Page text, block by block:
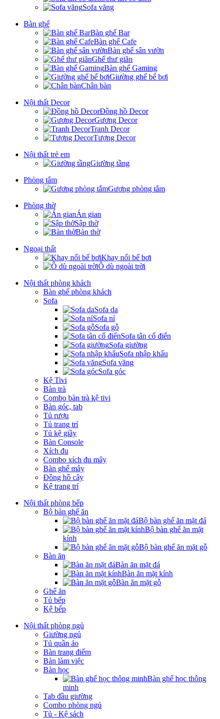
Sofa văng
Bàn ghế
Bàn ghế Bar
Bàn ghế Cafe
Bàn ghế sân vườn
Ghế thư giãn
Bàn ghế Gaming
Giường ghế bể bơi
Chân bàn
Nội thất Decor
Đồng hồ Decor
Gương Decor
Tranh Decor
Tượng Decor
Nội thất trẻ em
Giường tầng
Phòng tắm
Gương phòng tắm
Phòng thờ
Án gian
Sập thờ
Bàn thờ
Ngoại thất
Khay nổi bể bơi
Ô dù ngoài trời
Nội thất phòng khách
Bàn ghế phòng khách
Sofa
Sofa da
Sofa nỉ
Sofa gỗ
Sofa tân cổ điển
Sofa giường
Sofa nhập khẩu
Sofa văng
Sofa góc
Kệ Tivi
Bàn trà
Combo bàn trà kệ tivi
Bàn góc, tab
Tủ rượu
Tủ trang trí
Tủ kệ giầy
Bàn Console
Xích đu
Combo xích đu mây
Bàn ghế mây
Đồng hồ cây
Kệ trang trí
Nội thất phòng bếp
Bộ bàn ghế ăn
Bộ bàn ghế ăn mặt đá
Bộ bàn ghế ăn mặt
kính
Bộ bàn ghế ăn mặt gỗ
Bàn ăn
Bàn ăn mặt đá
Bàn ăn mặt kính
Bàn ăn mặt gỗ
Ghế ăn
Tủ bếp
Kệ bếp
Nội thất phòng ngủ
Giường ngủ
Tủ quần áo
Bàn trang điểm
Bàn làm việc
Bàn học
Bàn ghế học thông
minh
Tab đầu giường
Combo phòng ngủ
Tủ - Kệ sách